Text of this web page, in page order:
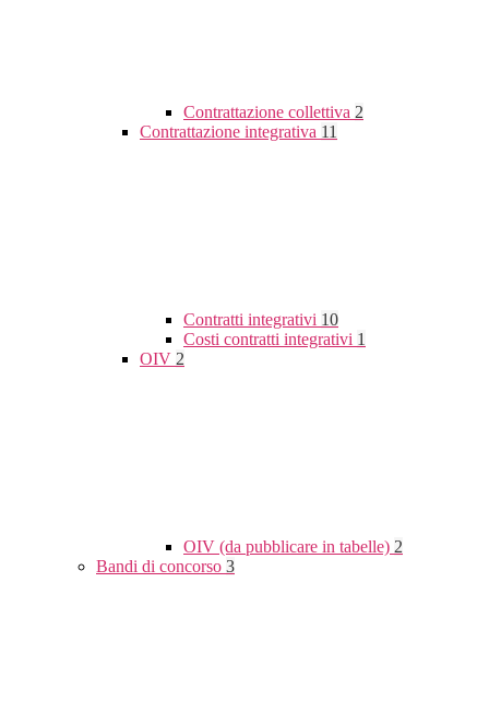
Contrattazione collettiva 2
Contrattazione integrativa 11
Contratti integrativi 10
Costi contratti integrativi 1
OIV 2
OIV (da pubblicare in tabelle) 2
Bandi di concorso 3